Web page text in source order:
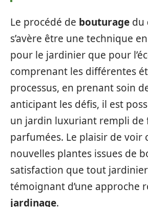
Le procédé de bouturage du
s’avère être une technique
pour le jardinier que pour
comprenant les différentes
processus, en prenant soin
anticipant les défis, il est
un jardin luxuriant rempli de
parfumées. Le plaisir de voir
nouvelles plantes issues de
satisfaction que tout
témoignant d’une approche
jardinage.